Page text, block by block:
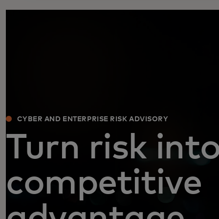
CYBER AND ENTERPRISE RISK ADVISORY
Turn risk
competitive